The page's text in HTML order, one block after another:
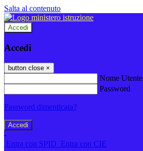
Salta al contenuto
Accedi
Accedi
button close ×
Nome Utente
Password
Password dimenticata?
-
Entra con SPID Entra con CIE